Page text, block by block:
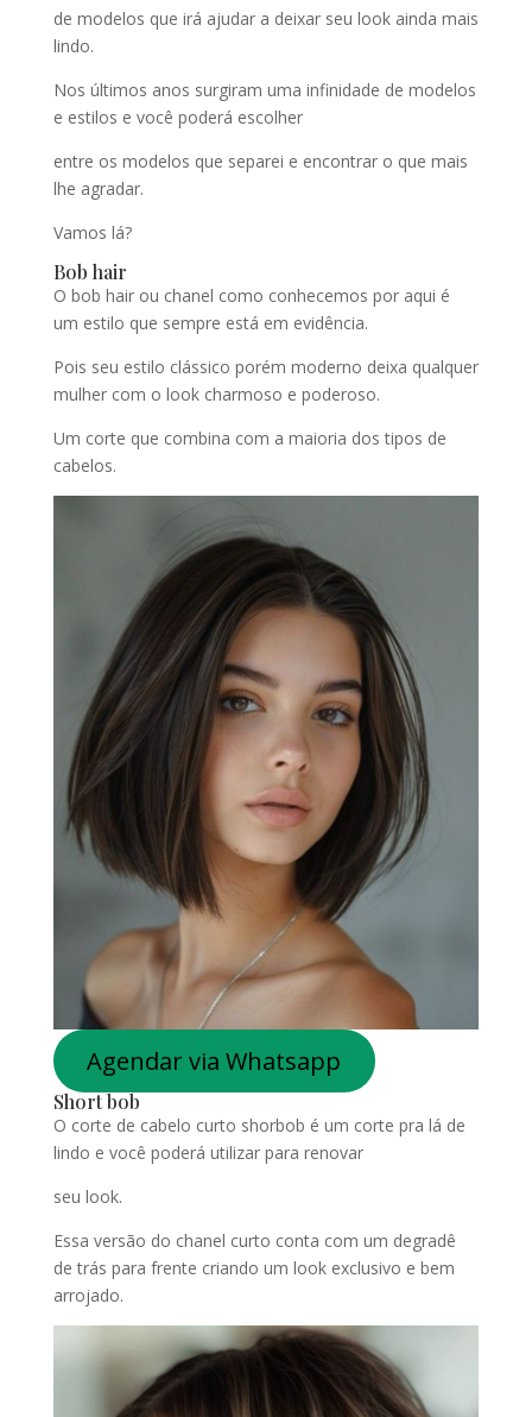
de modelos que irá ajudar a deixar seu look ainda mais
lindo.
Nos últimos anos surgiram uma infinidade de modelos
e estilos e você poderá escolher
entre os modelos que separei e encontrar o que mais
lhe agradar.
Vamos lá?
Bob hair
O bob hair ou chanel como conhecemos por aqui é
um estilo que sempre está em evidência.
Pois seu estilo clássico porém moderno deixa qualquer
mulher com o look charmoso e poderoso.
Um corte que combina com a maioria dos tipos de
cabelos.
Agendar via Whatsapp
Short bob
O corte de cabelo curto shorbob é um corte pra lá de
lindo e você poderá utilizar para renovar
seu look.
Essa versão do chanel curto conta com um degradê
de trás para frente criando um look exclusivo e bem
arrojado.